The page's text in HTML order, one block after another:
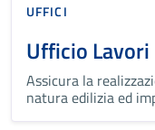
UFFICI
Ufficio
Assicura la
natura edilizia ed